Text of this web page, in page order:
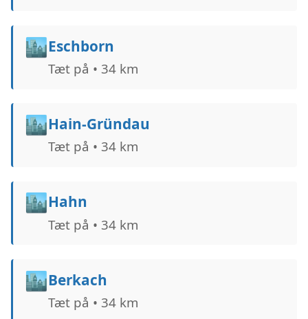
🏙️Eschborn
Tæt på • 34 km
🏙️Hain-Gründau
Tæt på • 34 km
🏙️Hahn
Tæt på • 34 km
🏙️Berkach
Tæt på • 34 km